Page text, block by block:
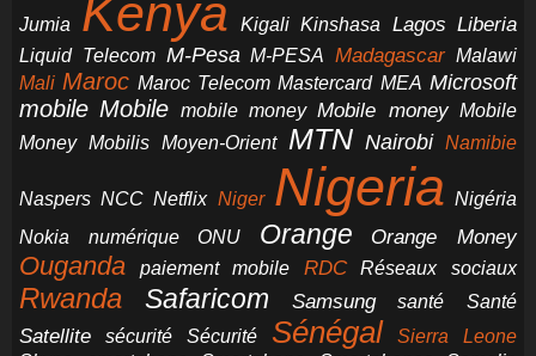
Jumia Kenya Kigali Kinshasa Lagos Liberia
Liquid Telecom M-Pesa M-PESA Madagascar Malawi
Mali Maroc Maroc Telecom Mastercard MEA Microsoft
mobile Mobile mobile money Mobile money Mobile
Money Mobilis Moyen-Orient MTN Nairobi Namibie
Naspers NCC Netflix Niger Nigeria Nigéria
Nokia
numérique ONU Orange Orange Money
Ouganda paiement mobile RDC Réseaux sociaux
Rwanda Safaricom Samsung santé Santé
Satellite sécurité Sécurité Sénégal
Sierra Leone